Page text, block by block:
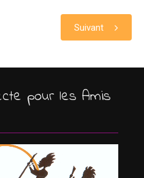
Suivant
pour les Amis